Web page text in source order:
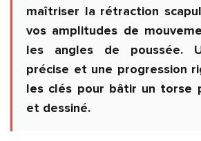
maîtriser la rétraction
vos amplitudes de
les angles de poussée.
précise et une progression
les clés pour bâtir un torse
et dessiné.